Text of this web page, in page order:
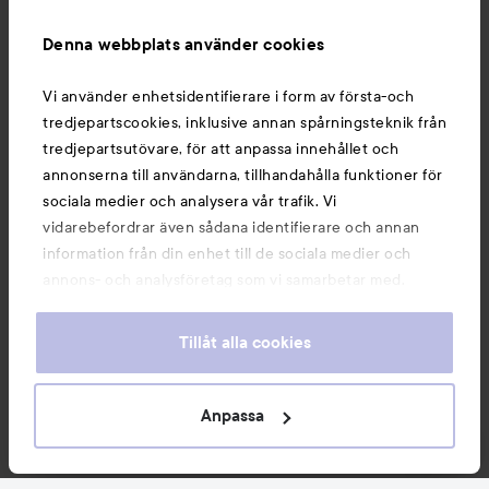
Denna webbplats använder cookies
Vi använder enhetsidentifierare i form av första-och
tredjepartscookies, inklusive annan spårningsteknik från
tredjepartsutövare, för att anpassa innehållet och
annonserna till användarna, tillhandahålla funktioner för
sociala medier och analysera vår trafik. Vi
vidarebefordrar även sådana identifierare och annan
information från din enhet till de sociala medier och
annons- och analysföretag som vi samarbetar med.
information som du har tillhandahållit eller som de har
våra cookies vid fortsatt användande av vår webbplats.
För information om hur du kan ändra inställningarna för
Tillåt alla cookies
Anpassa
Du kanske också gillar